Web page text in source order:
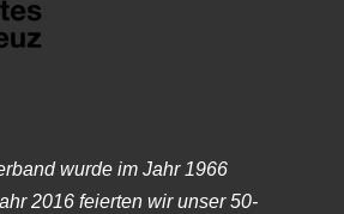
wurde im Jahr 1966
2016 feierten wir unser 50-